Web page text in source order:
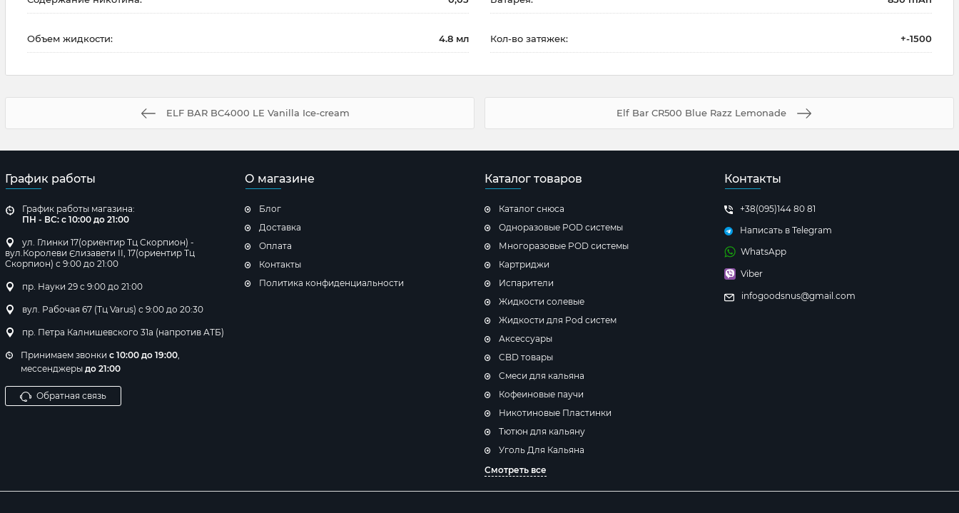
Объем жидкости: 4.8 мл Кол-во затяжек: +-1500
ELF BAR BC4000 LE Vanilla Ice-cream Elf Bar CR500 Blue Razz Lemonade
График работы
График работы магазина:
ПН - ВС: с 10:00 до 21:00
ул. Глинки 17(ориентир Тц Скорпион) -
вул.Королеви Єлизавети ІІ, 17(ориентир Тц
Скорпион) с 9:00 до 21:00
пр. Науки 29 с 9:00 до 21:00
вул. Рабочая 67 (Тц Varus) с 9:00 до 20:30
пр. Петра Калнишевского 31а (напротив АТБ)
Принимаем звонки с 10:00 до 19:00,
мессенджеры до 21:00
Обратная связь
О магазине
Блог
Доставка
Оплата
Контакты
Политика конфиденциальности
Каталог товаров
Каталог снюса
Одноразовые POD системы
Многоразовые POD системы
Картриджи
Испарители
Жидкости солевые
Жидкости для Pod систем
Аксессуары
CBD товары
Cмеси для кальяна
Кофеиновые паучи
Никотиновые Пластинки
Тютюн для кальяну
Уголь Для Кальяна
Смотреть все
Контакты
+38(095)144 80 81
Написать в Telegram
WhatsApp
Viber
infogoodsnus@gmail.com